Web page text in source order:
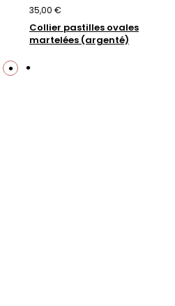
35,00 €
Collier pastilles ovales
martelées (argenté)